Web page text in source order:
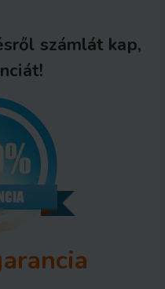
számlát kap,